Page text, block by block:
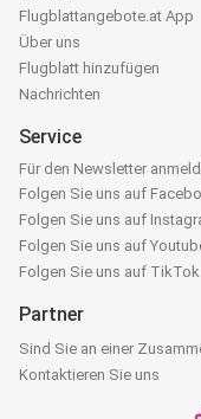
Flugblattangebote.at App
Über uns
Flugblatt hinzufügen
Nachrichten
Service
Für den Newsletter
Folgen Sie uns auf
Folgen Sie uns auf
Folgen Sie uns auf
Folgen Sie uns auf TikTok
Partner
Sind Sie an einer
Kontaktieren Sie uns